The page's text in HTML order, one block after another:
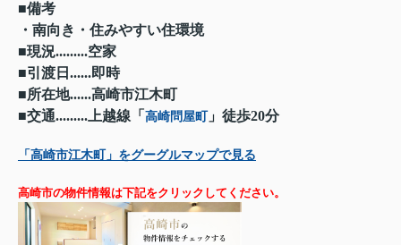
■備考
・南向き・住みやすい住環境
■現況.........空家
■引渡日......即時
■所在地......高崎市江木町
■交通.........上越線「 高崎問屋町 」徒歩20分
「高崎市江木町」をグーグルマップで見る
高崎市の物件情報は下記をクリックしてください。